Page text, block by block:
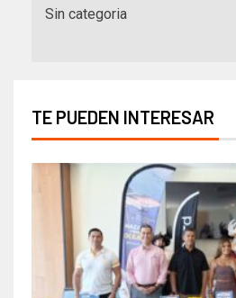
Sin categoria
TE PUEDEN INTERESAR